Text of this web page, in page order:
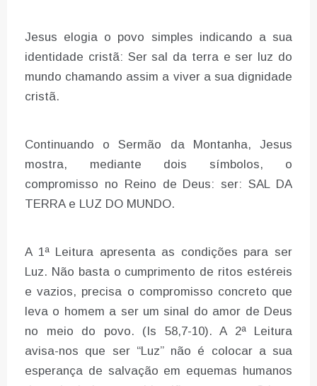
Jesus elogia o povo simples indicando a sua
identidade cristã: Ser sal da terra e ser luz do
mundo chamando assim a viver a sua dignidade
cristã.
Continuando o Sermão da Montanha, Jesus
mostra, mediante dois símbolos, o
compromisso no Reino de Deus: ser: SAL DA
TERRA e LUZ DO MUNDO.
A 1ª Leitura apresenta as condições para ser
Luz. Não basta o cumprimento de ritos estéreis
e vazios, precisa o compromisso concreto que
leva o homem a ser um sinal do amor de Deus
no meio do povo. (Is 58,7-10). A 2ª Leitura
avisa-nos que ser “Luz” não é colocar a sua
esperança de salvação em equemas humanos